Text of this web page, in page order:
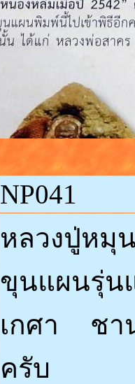
NP041
หลวงปู่หมุ
ขุนแผนรุ่น
เกศา ชา
ครับ